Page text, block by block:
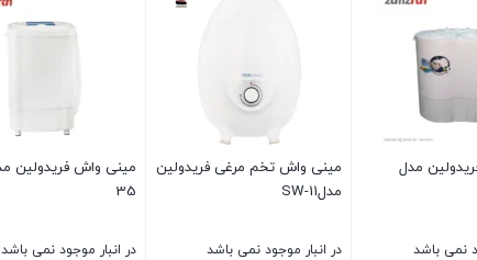
مدل
نمی باشد
مينی واش تخم مرغی فريدولين
مدلSW-11
در انبار موجود نمی باشد
35
در انبار موجود نمی باشد